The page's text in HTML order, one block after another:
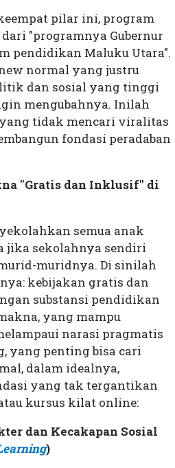
pilar ini, program
"programnya Gubernur
pendidikan Maluku Utara".
normal yang justru
dan sosial yang tinggi
mengubahnya. Inilah
tidak mencari viralitas
fondasi peradaban
"Gratis dan Inklusif" di
semua anak
jika sekolahnya sendiri
muridnya. Di sinilah
kebijakan gratis dan
substansi pendidikan
yang mampu
narasi pragmatis
yang penting bisa cari
dalam idealnya,
yang tak tergantikan
kursus kilat online:
dan Kecakapan Sosial
)